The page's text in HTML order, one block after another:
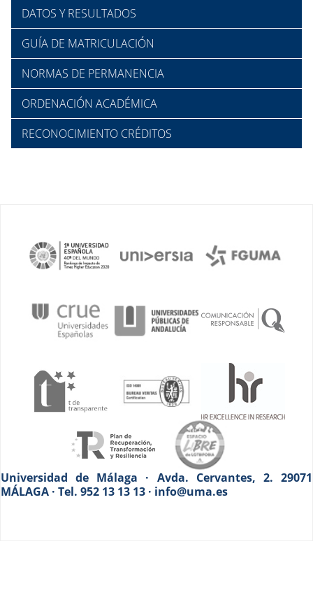
DATOS Y RESULTADOS
GUÍA DE MATRICULACIÓN
NORMAS DE PERMANENCIA
ORDENACIÓN ACADÉMICA
RECONOCIMIENTO CRÉDITOS
Universidad de Málaga · Avda. Cervantes, 2. 29071
MÁLAGA · Tel. 952 13 13 13 · info@uma.es